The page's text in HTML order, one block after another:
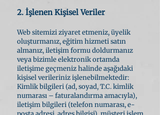
2. İşlenen Kişisel Veriler
Web sitemizi ziyaret etmeniz, üyelik
oluşturmanız, eğitim hizmeti satın
almanız, iletişim formu doldurmanız
veya bizimle elektronik ortamda
iletişime geçmeniz halinde aşağıdaki
kişisel verileriniz işlenebilmektedir:
Kimlik bilgileri (ad, soyad, T.C. kimlik
numarası – faturalandırma amacıyla),
iletişim bilgileri (telefon numarası, e-